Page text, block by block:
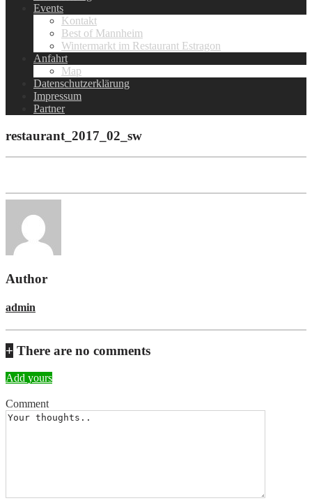
Events
Kontakt
Best of Mannheim
Wintermarkt im Restaurant Estragon
Anfahrt
Map
Datenschutzerklärung
Impressum
Partner
restaurant_2017_02_sw
Author
admin
+ There are no comments
Add yours
Comment